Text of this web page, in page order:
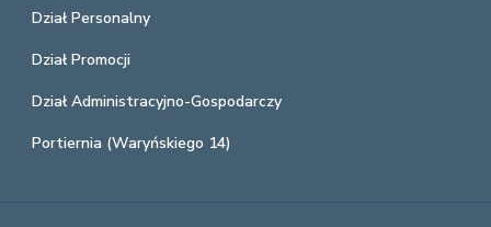
Dział Personalny
Dział Promocji
Dział Administracyjno-Gospodarczy
Portiernia (Waryńskiego 14)